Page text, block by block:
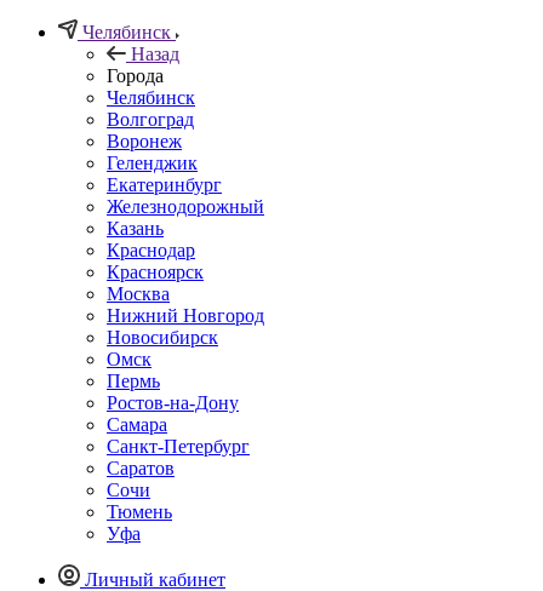
Челябинск
Назад
Города
Челябинск
Волгоград
Воронеж
Геленджик
Екатеринбург
Железнодорожный
Казань
Краснодар
Красноярск
Москва
Нижний Новгород
Новосибирск
Омск
Пермь
Ростов-на-Дону
Самара
Санкт-Петербург
Саратов
Сочи
Тюмень
Уфа
Личный кабинет